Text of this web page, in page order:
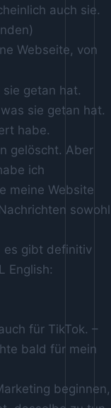
auch sie.
Webseite, von
getan hat.
sie getan hat.
habe.
gelöscht. Aber
ich
meine Website
sowohl
es gibt definitiv
English:
für TikTok. –
bald für mein
beginnen,